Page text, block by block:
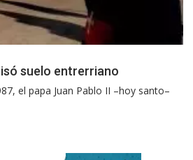
suelo entrerriano
el papa Juan Pablo II –hoy santo–